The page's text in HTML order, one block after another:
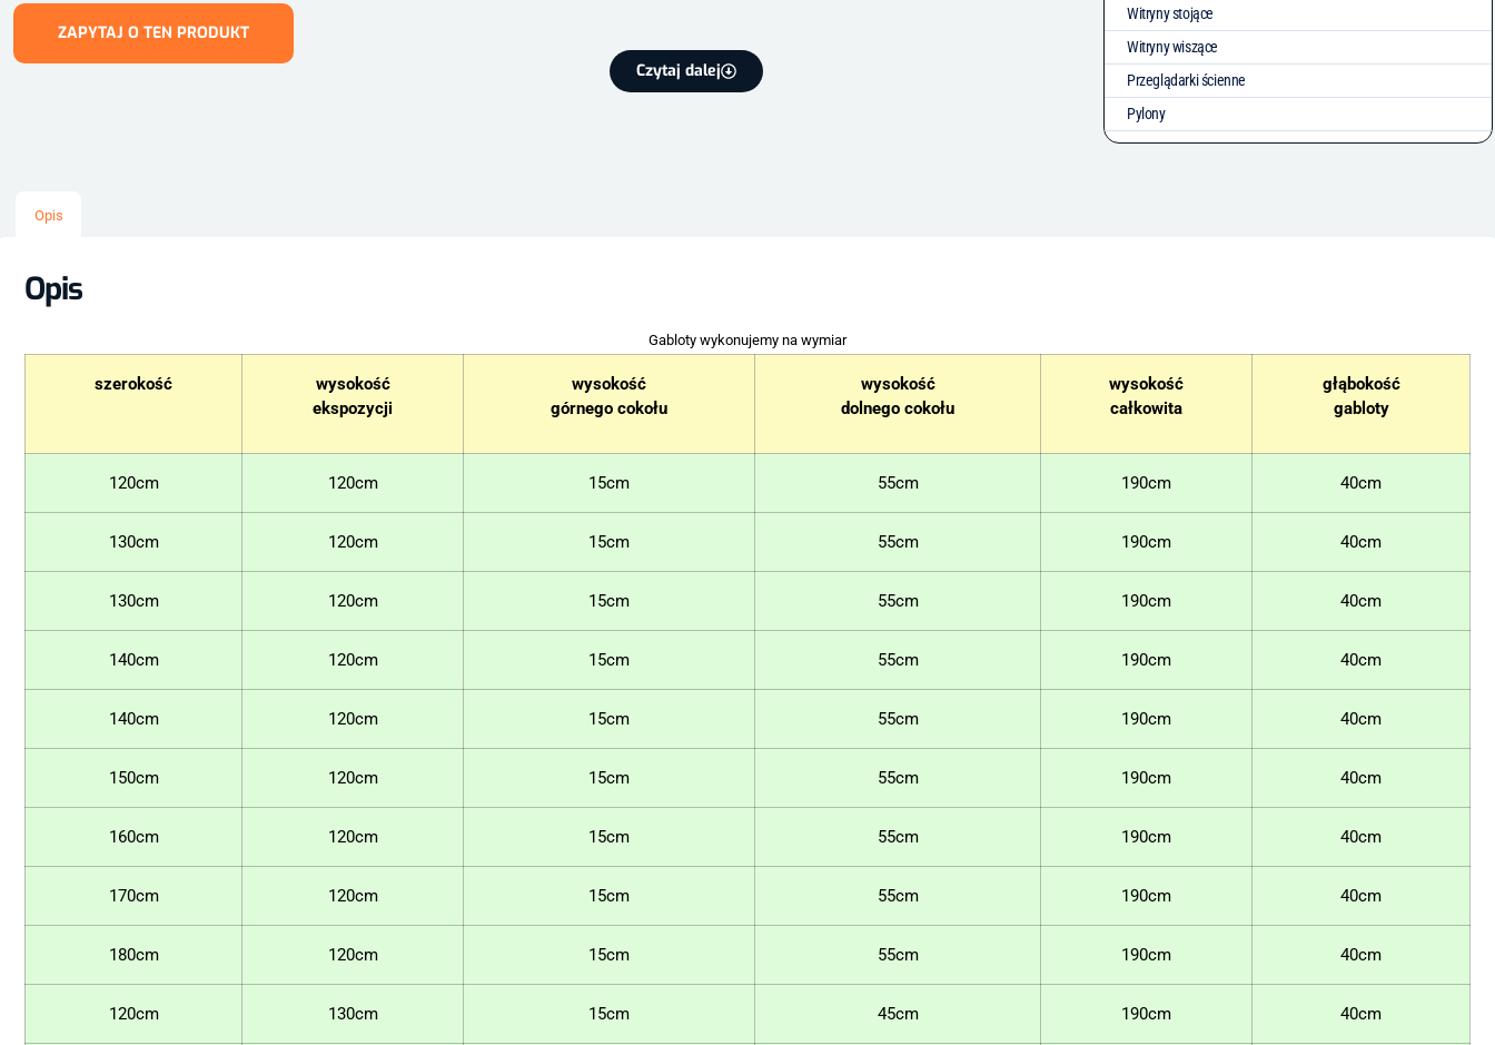
ZAPYTAJ O TEN PRODUKT
Czytaj dalej
Witryny stojące
Witryny wiszące
Przeglądarki ścienne
Pylony
Opis
Opis
Gabloty wykonujemy na wymiar
szerokość
wysokość
ekspozycji
wysokość
górnego cokołu
wysokość
dolnego cokołu
wysokość
całkowita
głąbokość
gabloty
120cm 120cm 15cm 55cm 190cm 40cm
130cm 120cm 15cm 55cm 190cm 40cm
130cm 120cm 15cm 55cm 190cm 40cm
140cm 120cm 15cm 55cm 190cm 40cm
140cm 120cm 15cm 55cm 190cm 40cm
150cm 120cm 15cm 55cm 190cm 40cm
160cm 120cm 15cm 55cm 190cm 40cm
170cm 120cm 15cm 55cm 190cm 40cm
180cm 120cm 15cm 55cm 190cm 40cm
120cm 130cm 15cm 45cm 190cm 40cm